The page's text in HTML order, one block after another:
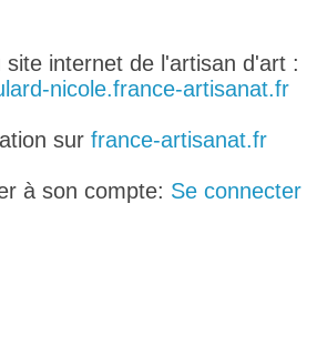
site internet de l'artisan d'art :
nicole.france-artisanat.fr
sur france-artisanat.fr
à son compte: Se connecter